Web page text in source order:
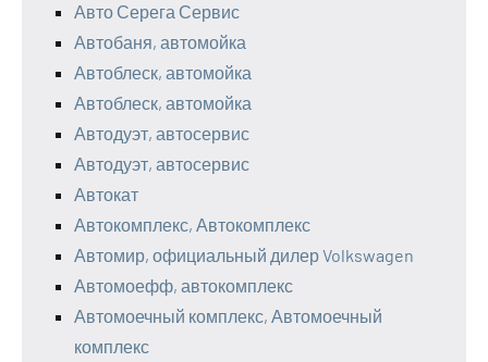
Авто Серега Сервис
Автобаня, автомойка
Автоблеск, автомойка
Автоблеск, автомойка
Автодуэт, автосервис
Автодуэт, автосервис
Автокат
Автокомплекс, Автокомплекс
Автомир, официальный дилер Volkswagen
Автомоефф, автокомплекс
Автомоечный комплекс, Автомоечный
комплекс